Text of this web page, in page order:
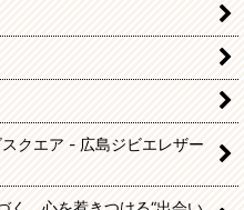
クエア - 広島ジビエレザー